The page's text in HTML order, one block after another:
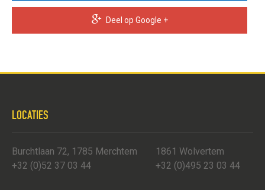
Deel op Google +
LOCATIES
Burchtlaan 72, 1785 Merchtem
+32 (0)52 37 03 44
1861 Wolvertem
+32 (0)495 23 03 44